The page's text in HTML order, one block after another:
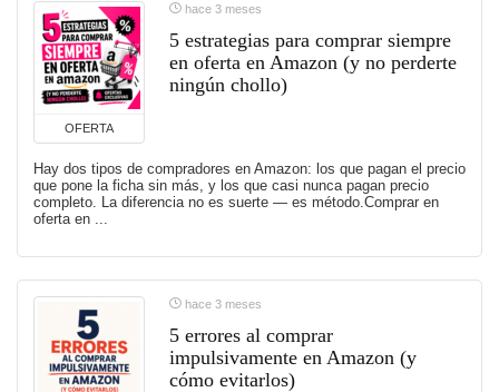
OFERTA
hace 3 meses
5 estrategias para comprar siempre
en oferta en Amazon (y no perderte
ningún chollo)
Hay dos tipos de compradores en Amazon: los que pagan el precio
que pone la ficha sin más, y los que casi nunca pagan precio
completo. La diferencia no es suerte — es método.Comprar en
oferta en ...
hace 3 meses
5 errores al comprar
impulsivamente en Amazon (y
cómo evitarlos)